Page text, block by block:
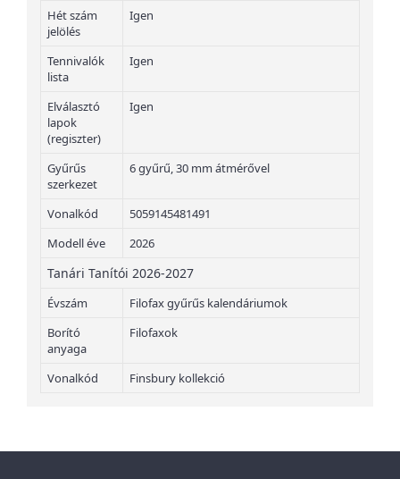
Hét szám
jelölés
Igen
Tennivalók
lista
Igen
Elválasztó
lapok
(regiszter)
Igen
Gyűrűs
szerkezet
6 gyűrű, 30 mm átmérővel
Vonalkód
5059145481491
Modell éve
2026
Tanári Tanítói 2026-2027
Évszám
Filofax gyűrűs kalendáriumok
Borító
anyaga
Filofaxok
Vonalkód Finsbury kollekció